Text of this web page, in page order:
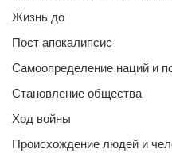
Жизнь до
Пост апокалипсис
Самоопределение наций и
Становление общества
Ход войны
Происхождение людей и